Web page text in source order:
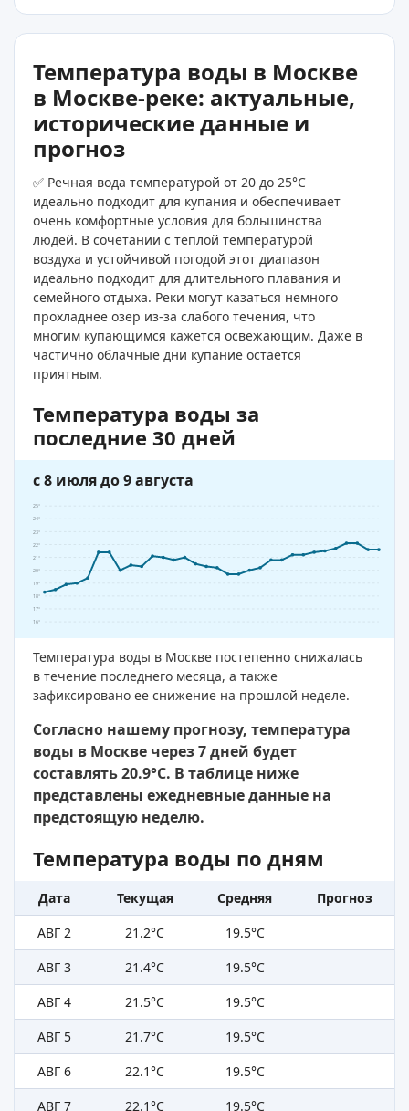
Температура воды в Москве
в Москве-реке: актуальные,
исторические данные и
прогноз
✅ Речная вода температурой от 20 до 25°C
идеально подходит для купания и обеспечивает
очень комфортные условия для большинства
людей. В сочетании с теплой температурой
воздуха и устойчивой погодой этот диапазон
идеально подходит для длительного плавания и
семейного отдыха. Реки могут казаться немного
прохладнее озер из-за слабого течения, что
многим купающимся кажется освежающим. Даже в
частично облачные дни купание остается
приятным.
Температура воды за
последние 30 дней
с 8 июля до 9 августа
16°
17°
18°
19°
20°
21°
22°
23°
24°
25°
Температура воды в Москве постепенно снижалась
в течение последнего месяца, а также
зафиксировано ее снижение на прошлой неделе.
Согласно нашему прогнозу, температура
воды в Москве через 7 дней будет
составлять 20.9°C. В таблице ниже
представлены ежедневные данные на
предстоящую неделю.
Температура воды по дням
Дата Текущая Средняя
Прогноз
АВГ 2
21.2°C
19.5°C
АВГ 3
21.4°C
19.5°C
АВГ 4
21.5°C
19.5°C
АВГ 5
21.7°C
19.5°C
АВГ 6
22.1°C
19.5°C
АВГ 7
22.1°C 19.5°C